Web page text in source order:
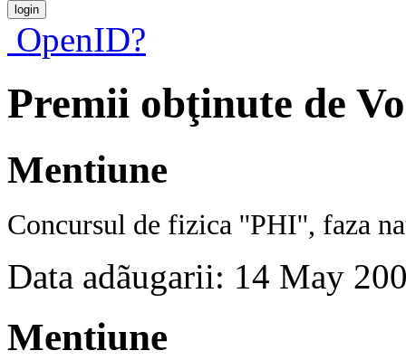
OpenID?
Premii obţinute de
Mentiune
Concursul de fizica ''PHI'', faza
Data adãugarii: 14 May
Mentiune